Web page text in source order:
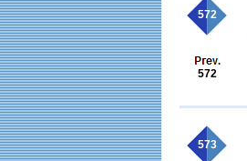
572
572
573